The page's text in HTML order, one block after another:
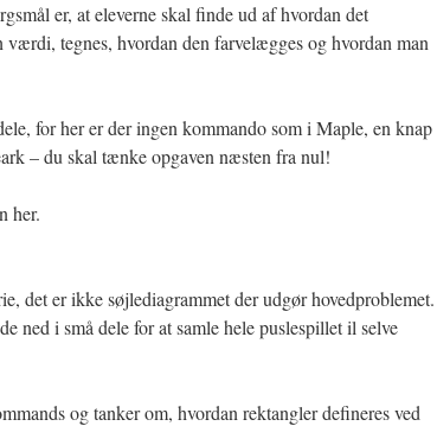
er, at eleverne skal finde ud af hvordan det
tegnes, hvordan den farvelægges og hvordan man
for her er der ingen kommando som i Maple, en knap
– du skal tænke opgaven næsten fra nul!
her.
det er ikke søjlediagrammet der udgør hovedproblemet.
ned i små dele for at samle hele puslespillet il selve
og tanker om, hvordan rektangler defineres ved